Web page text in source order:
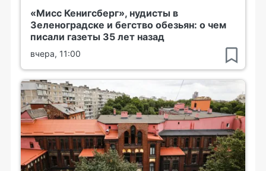
«Мисс Кенигсберг», нудисты в
Зеленоградске и бегство обезьян: о чем
писали газеты 35 лет назад
вчера, 11:00